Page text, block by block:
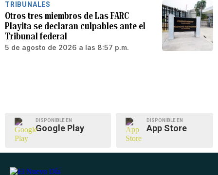
TRIBUNALES
Otros tres miembros de Las FARC
Playita se declaran culpables ante el
Tribunal federal
5 de agosto de 2026 a las 8:57 p.m.
DISPONIBLE EN
Google Play
DISPONIBLE EN
App Store